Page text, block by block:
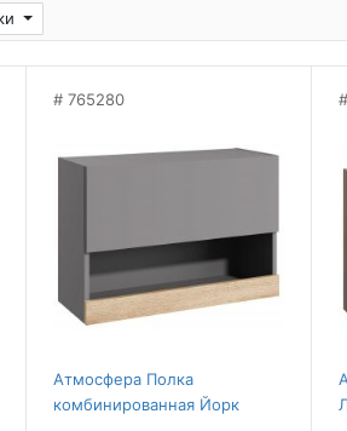
765280
Атмосфера Полка
комбинированная Йорк